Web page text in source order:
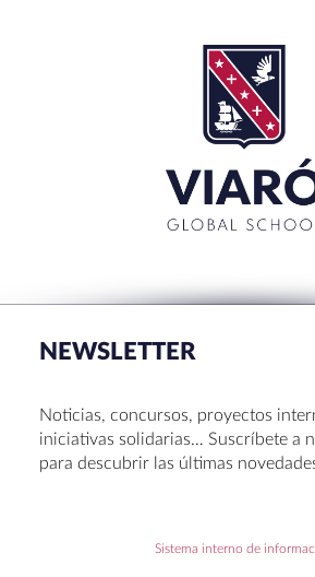
NEWSLETTER
Noticias, concursos, proyectos
iniciativas solidarias… Suscríbete a
para descubrir las últimas
Sistema interno de